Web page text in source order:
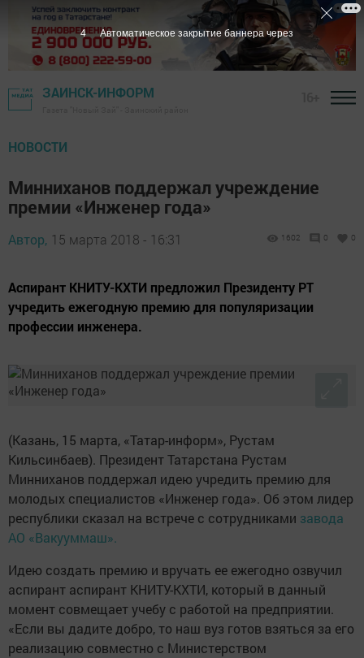
ЗАИНСК-ИНФОРМ
НОВОСТИ
Минниханов поддержал учреждение
премии «Инженер года»
Автор, 15 марта 2018 - 16:31 1602 0 0
Аспирант КНИТУ-КХТИ предложил Президенту РТ
учредить ежегодную премию для популяризации
профессии инженера.
(Казань, 15 марта, «Татар-информ», Рустам
Кильсинбаев). Президент Татарстана Рустам
Минниханов поддержал идею учредить премию для
молодых специалистов «Инженер года». Об этом лидер
республики сказал на встрече с сотрудниками завода
АО «Вакууммаш».
Идею создать премию и вручать ее ежегодно озвучил
аспирант аспирант КНИТУ-КХТИ, который в данный
момент совмещает учебу с работой на предприятии.
«Если вы дадите добро, то наш вуз готов взяться за его
реализацию совместно с Министерством
3 Автоматическое закрытие баннера через